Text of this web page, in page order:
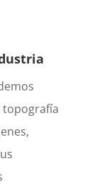
topografía